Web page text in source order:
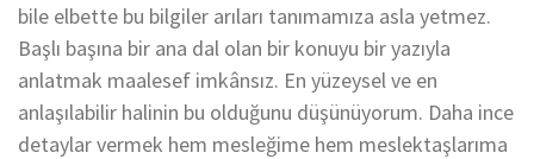
bile elbette bu bilgiler arıları tanımamıza asla yetmez.
Başlı başına bir ana dal olan bir konuyu bir yazıyla
anlatmak maalesef imkânsız. En yüzeysel ve en
anlaşılabilir halinin bu olduğunu düşünüyorum. Daha ince
detaylar vermek hem mesleğime hem meslektaşlarıma